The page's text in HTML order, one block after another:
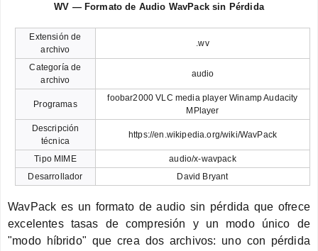
WV — Formato de Audio WavPack sin Pérdida
Extensión de
archivo
.wv
Categoría de
archivo
audio
Programas
foobar2000 VLC media player Winamp Audacity
MPlayer
Descripción
técnica
https://en.wikipedia.org/wiki/WavPack
Tipo MIME
audio/x-wavpack
Desarrollador
David Bryant
WavPack es un formato de audio sin pérdida que ofrece
excelentes tasas de compresión y un modo único de
"modo híbrido" que crea dos archivos: uno con pérdida